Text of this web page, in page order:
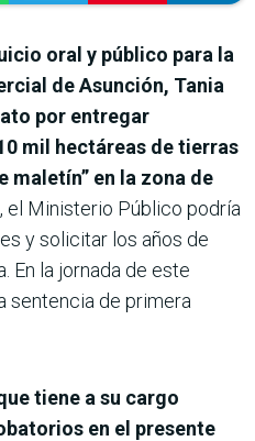
oral y público para la
de Asunción, Tania
por entregar
mil hectáreas de tierras
maletín” en la zona de
el Ministerio Público podría
y solicitar los años de
En la jornada de este
sentencia de primera
tiene a su cargo
en el presente